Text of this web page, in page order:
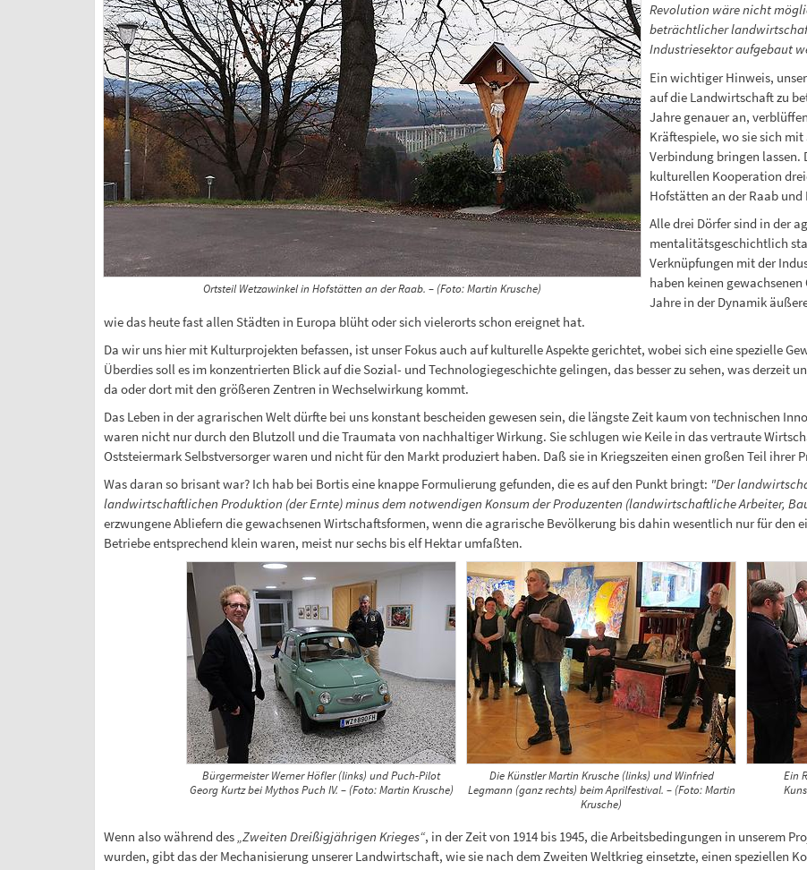
Ortsteil Wetzawinkel in Hofstätten an der Raab. – (Foto: Martin Krusche)
Revolution wäre nicht
beträchtlicher
Industriesektor aufgebaut
Ein wichtiger Hinweis,
auf die Landwirtschaft zu
Jahre genauer an,
Kräftespiele, wo sie sich
Verbindung bringen lassen.
kulturellen Kooperation
Hofstätten an der Raab
Alle drei Dörfer sind in der
mentalitätsgeschichtlich
Verknüpfungen mit der
haben keinen
Jahre in der Dynamik
wie das heute fast allen Städten in Europa blüht oder sich vielerorts schon ereignet hat.
Da wir uns hier mit Kulturprojekten befassen, ist unser Fokus auch auf kulturelle Aspekte gerichtet, wobei sich eine spezielle
Überdies soll es im konzentrierten Blick auf die Sozial- und Technologiegeschichte gelingen, das besser zu sehen, was derzeit
da oder dort mit den größeren Zentren in Wechselwirkung kommt.
Das Leben in der agrarischen Welt dürfte bei uns konstant bescheiden gewesen sein, die längste Zeit kaum von technischen
waren nicht nur durch den Blutzoll und die Traumata von nachhaltiger Wirkung. Sie schlugen wie Keile in das vertraute
Oststeiermark Selbstversorger waren und nicht für den Markt produziert haben. Daß sie in Kriegszeiten einen großen Teil
Was daran so brisant war? Ich hab bei Bortis eine knappe Formulierung gefunden, die es auf den Punkt bringt: "Der
landwirtschaftlichen Produktion (der Ernte) minus dem notwendigen Konsum der Produzenten (landwirtschaftliche Arbeiter,
erzwungene Abliefern die gewachsenen Wirtschaftsformen, wenn die agrarische Bevölkerung bis dahin wesentlich nur für den
Betriebe entsprechend klein waren, meist nur sechs bis elf Hektar umfaßten.
Bürgermeister Werner Höfler (links) und Puch-Pilot
Georg Kurtz bei Mythos Puch IV. – (Foto: Martin Krusche)
Die Künstler Martin Krusche (links) und Winfried
Legmann (ganz rechts) beim Aprilfestival. – (Foto: Martin
Krusche)
Ein
Wenn also während des „Zweiten Dreißigjährigen Krieges“, in der Zeit von 1914 bis 1945, die Arbeitsbedingungen in unserem
wurden, gibt das der Mechanisierung unserer Landwirtschaft, wie sie nach dem Zweiten Weltkrieg einsetzte, einen speziellen